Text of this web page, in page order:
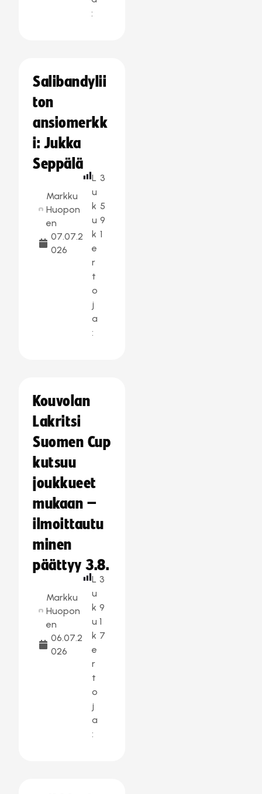
:
Salibandylii
ton
ansiomerkk
i: Jukka
Seppälä
Markku
Huopon
en
07.07.2
026
L
u
k
u
k
e
r
t
o
j
a
:
3
5
9
1
Kouvolan
Lakritsi
Suomen Cup
kutsuu
joukkueet
mukaan –
ilmoittautu
minen
päättyy 3.8.
Markku
Huopon
en
06.07.2
026
L
u
k
u
k
e
r
t
o
j
a
:
3
9
1
7